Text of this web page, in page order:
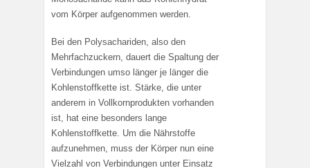
vom Körper aufgenommen werden.
Bei den Polysachariden, also den
Mehrfachzuckern, dauert die Spaltung der
Verbindungen umso länger je länger die
Kohlenstoffkette ist. Stärke, die unter
anderem in Vollkornprodukten vorhanden
ist, hat eine besonders lange
Kohlenstoffkette. Um die Nährstoffe
aufzunehmen, muss der Körper nun eine
Vielzahl von Verbindungen unter Einsatz